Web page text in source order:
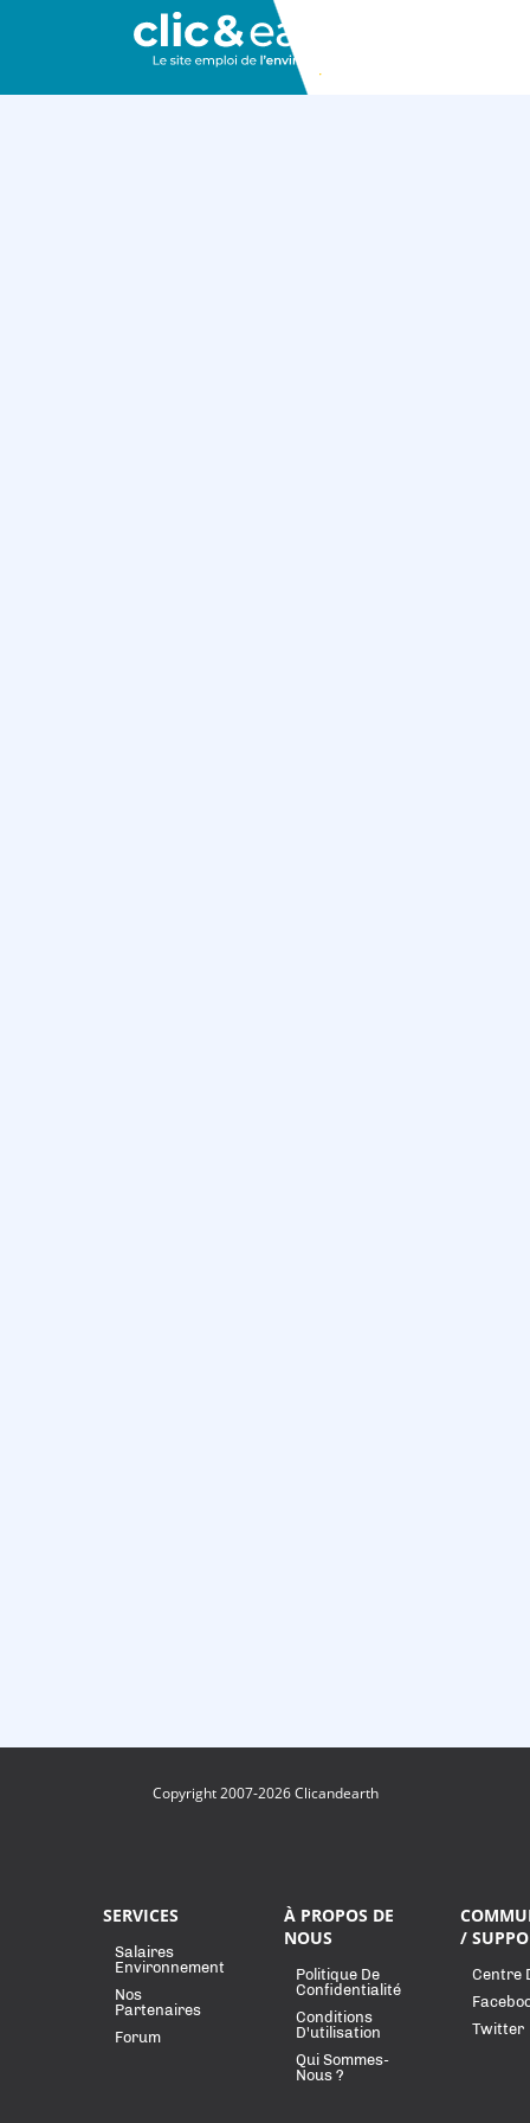
Copyright 2007-2026 Clicandearth
SERVICES
Salaires
Environnement
Nos
Partenaires
Forum
À PROPOS DE
NOUS
Politique De
Confidentialité
Conditions
D'utilisation
Qui Sommes-
Nous ?
/
Centre
Twitter